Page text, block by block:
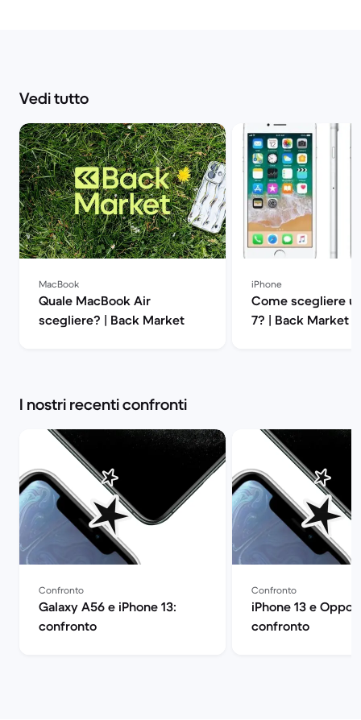
Vedi tutto
MacBook
Quale MacBook Air
scegliere? | Back Market
iPhone
Come scegliere
7? | Back Market
I nostri recenti confronti
Confronto
Galaxy A56 e iPhone 13:
confronto
Confronto
iPhone 13 e Oppo
confronto